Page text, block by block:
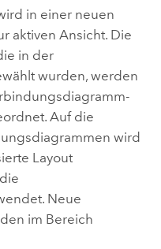
in einer neuen
aktiven Ansicht. Die
in der
wurden, werden
Auf die
wird
Layout
Neue
im Bereich